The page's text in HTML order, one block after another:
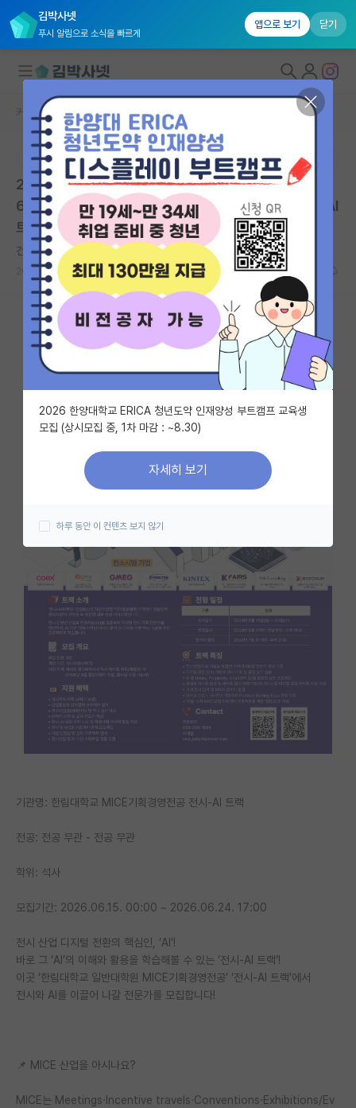
김박사넷
푸시 알림으로 소식을 빠르게
앱으로 보기 닫기
대학원생 모집
국내대학원 정보
연구실&오픈랩
커뮤니티
커뮤니티 홈
전체글보기
베스트 게시판
IF 명예의전당
자유 게시판(아무개랩)
미국 유학 게시판
미국 대학원 합격 후기 게시판
대학원생 모집 게시판
연구실(PI) 홍보 게시판
석박사 채용 정보 게시판
임용 정보 게시판
학부 인턴 게시판
취업 게시판
임용 후기 게시판
PI 전용 게시판
특수/전문대학원 게시판
반도체/AI 게시판
장학금/장학생 게시판
커리어
유학교육
반도체 아카데미
커뮤니티 홈 대학원생 모집 게시판
본문이 수정되지 않는 박제글입니다.
2026 전시-AI 트랙 후기 석사 추가 모집 안내(06.15~0
6.24) 한림대... | 한림대학교 MICE기획경영전공 전시-AI
트랙 | 마감: 2026.06.24. 17:00
건강한 밀턴 프리드먼
2026.06.02 0 766
기관명: 한림대학교 MICE기획경영전공 전시-AI 트랙
전공: 전공 무관 - 전공 무관
학위: 석사
모집기간: 2026.06.15. 00:00 ~ 2026.06.24. 17:00
전시 산업 디지털 전환의 핵심인, ‘AI’!
바로 그 ‘AI’의 이해와 활용을 학습해볼 수 있는 ‘전시-AI 트랙’!
이곳 ‘한림대학교 일반대학원 MICE기획경영전공’ ‘전시-AI 트랙’에서
전시와 AI를 이끌어 나갈 전문가를 모집합니다!
📌 MICE 산업을 아시나요?
MICE는 Meetings·Incentive travels·Conventions·Exhibitions/Ev
2026 한양대학교 ERICA 청년도약 인재양성 부트캠프 교육생
모집 (상시모집 중, 1차 마감 : ~8.30)
자세히 보기
하루 동안 이 컨텐츠 보지 않기